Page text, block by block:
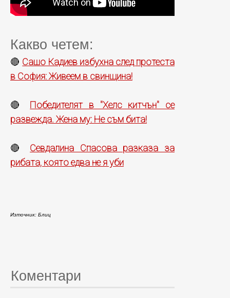
Какво четем:
🔴 Сашо Кадиев избухна след протеста
в София: Живеем в свинщина!
🔴 Победителят в "Хелс китчън" се
развежда. Жена му: Не съм бита!
🔴 Севдалина Спасова разказа за
рибата, която едва не я уби
Източник: Блиц
Коментари